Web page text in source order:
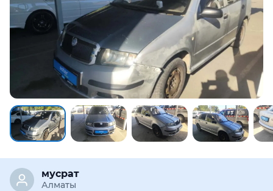
Для этого авто доступен отчёт Aster Check
Предоставим подробную информацию об автомобиле:
техническое состояние, пробег, история осмотров,
юридическая проверка по базам РК и РФ
Купить отчёт за 1000₸
мусрат
Алматы